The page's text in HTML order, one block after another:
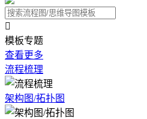

模板专题
查看更多
流程梳理
架构图/拓扑图